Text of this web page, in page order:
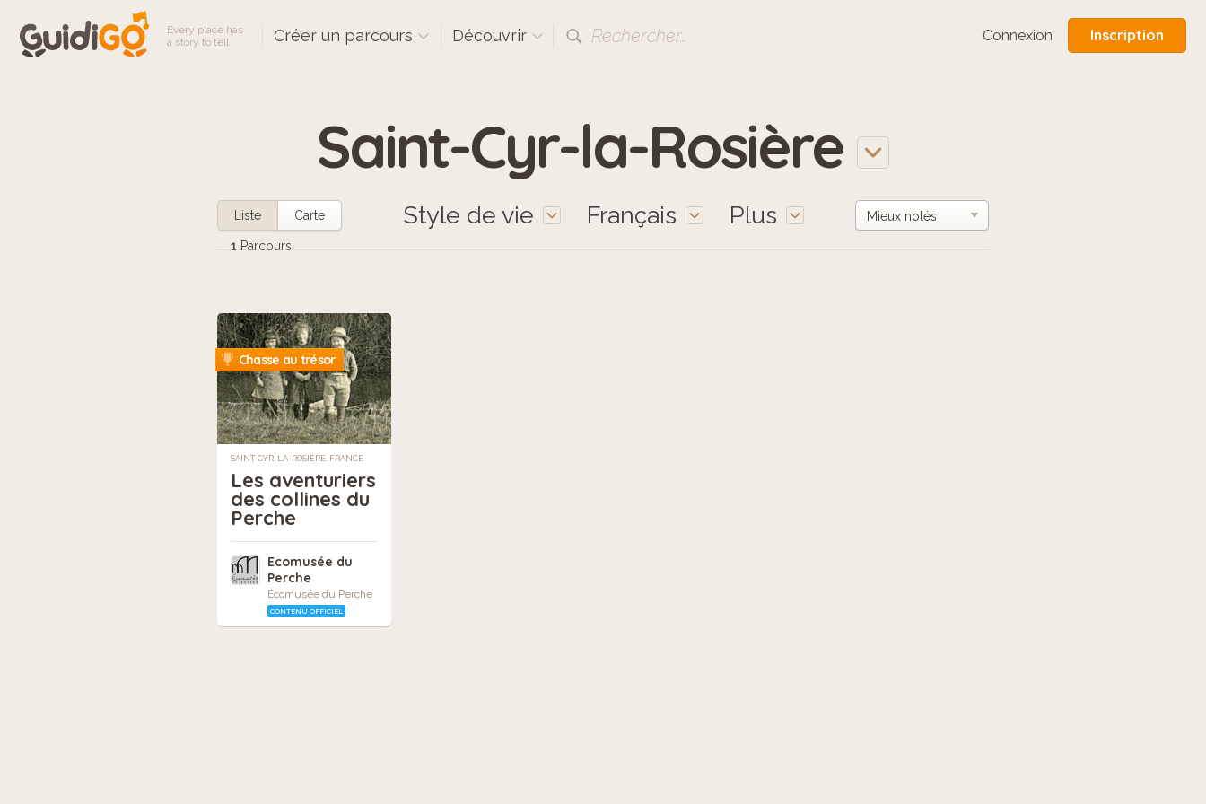
Every place has
a story to tell
Créer un parcours Découvrir Rechercher… Connexion Inscription
Saint-Cyr-la-Rosière
Style de vie Français Plus
Liste Carte
1 Parcours
Chasse au trésor
SAINT-CYR-LA-ROSIÈRE, FRANCE
Les aventuriers
des collines du
Perche
Ecomusée du
Perche
Écomusée du Perche
CONTENU OFFICIEL